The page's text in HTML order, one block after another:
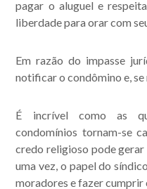
pagar o aluguel e
liberdade para orar com
Em razão do impasse
notificar o condômino e,
É incrível como as
condomínios tornam-se
credo religioso pode
uma vez, o papel do
moradores e fazer cumprir